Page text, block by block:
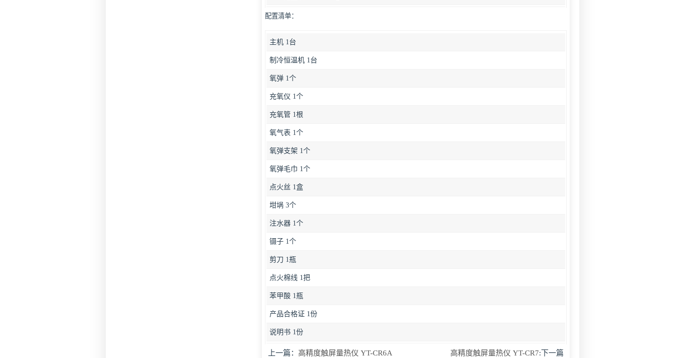
配置清单：
主机 1台
制冷恒温机 1台
氧弹 1个
充氧仪 1个
充氧管 1根
氧气表 1个
氧弹支架 1个
氧弹毛巾 1个
点火丝 1盒
坩埚 3个
注水器 1个
镊子 1个
剪刀 1瓶
点火棉线 1把
苯甲酸 1瓶
产品合格证 1份
说明书 1份
上一篇： 高精度触屏量热仪 YT-CR6A 高精度触屏量热仪 YT-CR7:下一篇